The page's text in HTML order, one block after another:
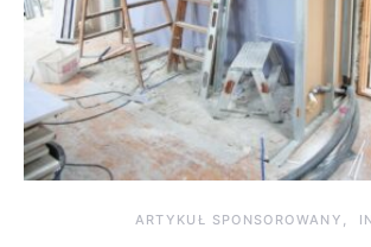
ARTYKUŁ SPONSOROWANY